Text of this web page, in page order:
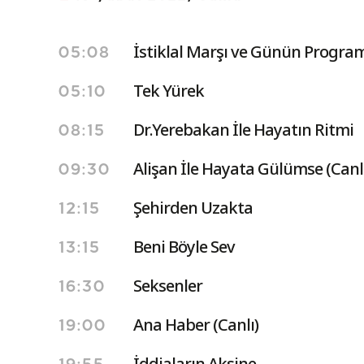
05:08 İstiklal Marşı ve Günün Program
05:10 Tek Yürek
08:15 Dr.Yerebakan İle Hayatın Ritmi
09:30 Alişan İle Hayata Gülümse
12:15 Şehirden Uzakta
13:15 Beni Böyle Sev
16:30 Seksenler
19:00 Ana Haber (Canlı)